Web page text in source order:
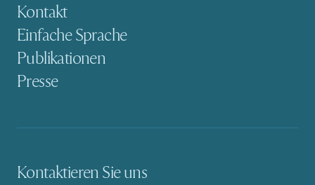
Kontakt
Einfache Sprache
Publikationen
Presse
Kontaktieren Sie uns